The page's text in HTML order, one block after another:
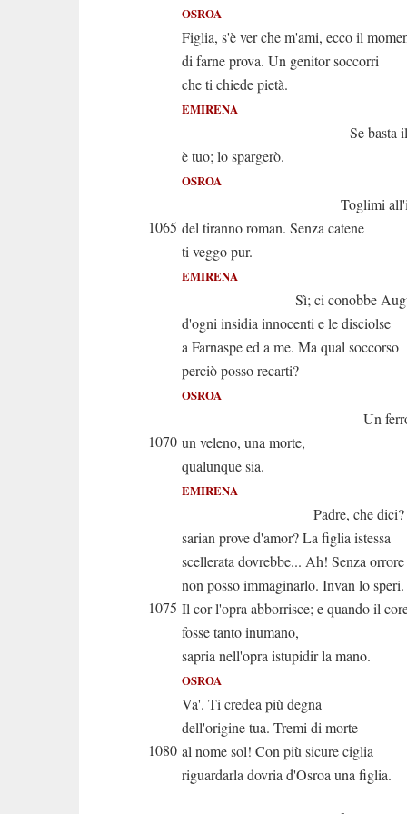
OSROA
Figlia, s'è ver che m'ami, ecco il
di farne prova. Un genitor soccorri
che ti chiede pietà.
EMIRENA
Se basta il
è tuo; lo spargerò.
OSROA
Toglimi
1065 del tiranno roman. Senza catene
ti veggo pur.
EMIRENA
Sì; ci conobbe
d'ogni insidia innocenti e le disciolse
a Farnaspe ed a me. Ma qual soccorso
perciò posso recarti?
OSROA
Un ferro, un
1070 un veleno, una morte,
qualunque sia.
EMIRENA
Padre, che dici?
sarian prove d'amor? La figlia istessa
scellerata dovrebbe... Ah! Senza orrore
non posso immaginarlo. Invan lo speri.
1075 Il cor l'opra abborrisce; e quando il
fosse tanto inumano,
sapria nell'opra istupidir la mano.
OSROA
Va'. Ti credea più degna
dell'origine tua. Tremi di morte
1080 al nome sol! Con più sicure ciglia
riguardarla dovria d'Osroa una figlia.